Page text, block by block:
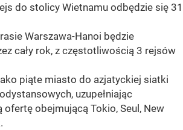
do stolicy Wietnamu odbędzie się 31
Warszawa-Hanoi będzie
cały rok, z częstotliwością 3 rejsów
piąte miasto do azjatyckiej siatki
uzupełniając
obejmującą Tokio, Seul, New